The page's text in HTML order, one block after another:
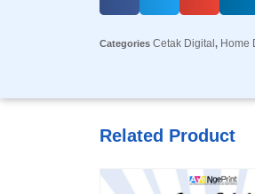
Categories Cetak Digital, Home
Related Product